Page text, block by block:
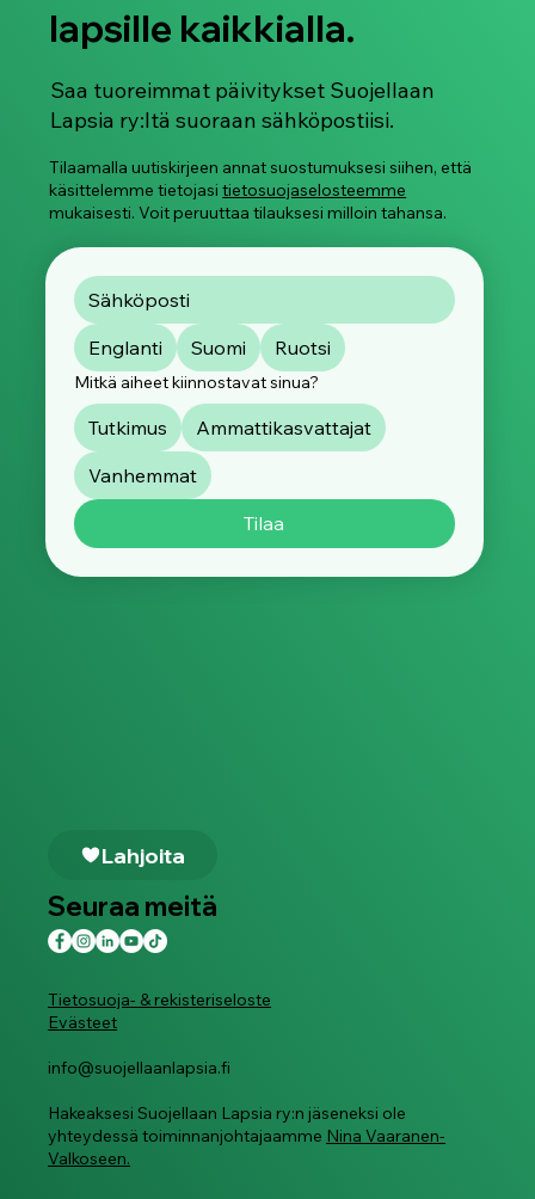
Lausunto: EU:n epäonnistuminen
vaarantaa lasten suojelun
lapsille kaikkialla.
Saa tuoreimmat päivitykset Suojellaan
Lapsia ry:ltä suoraan sähköpostiisi.
Tilaamalla uutiskirjeen annat suostumuksesi siihen, että
käsittelemme tietojasitietosuojaselosteemme
mukaisesti. Voit peruuttaa tilauksesi milloin tahansa.
Tietosuoja- & rekisteriseloste
Evästeet
info@suojellaanlapsia.fi
Hakeaksesi Suojellaan Lapsia ry:n jäseneksi ole
yhteydessä toiminnanjohtajaamme Nina Vaaranen-
Valkoseen.
Englanti Suomi Ruotsi
Mitkä aiheet kiinnostavat sinua?
Tutkimus
Ammattikasvattajat
Vanhemmat
Tilaa
Lahjoita
Seuraa meitä